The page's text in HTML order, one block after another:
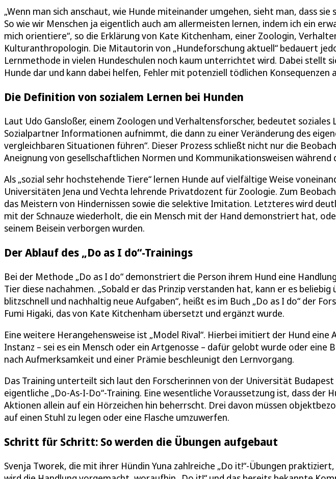
„Wenn man sich anschaut, wie Hunde miteinander umgehen, sieht man, dass sie
So wie wir Menschen ja eigentlich auch am allermeisten lernen, indem ich ein
mich orientiere“, so die Erklärung von Kate Kitchenham, einer Zoologin,
Kulturanthropologin. Die Mitautorin von „Hundeforschung aktuell“ bedauert
Lernmethode in vielen Hundeschulen noch kaum unterrichtet wird. Dabei stellt
Hunde dar und kann dabei helfen, Fehler mit potenziell tödlichen Konsequenzen
Die Definition von sozialem Lernen bei Hunden
Laut Udo Gansloßer, einem Zoologen und Verhaltensforscher, bedeutet soziales
Sozialpartner Informationen aufnimmt, die dann zu einer Veränderung des
vergleichbaren Situationen führen“. Dieser Prozess schließt nicht nur die
Aneignung von gesellschaftlichen Normen und Kommunikationsweisen während
Als „sozial sehr hochstehende Tiere“ lernen Hunde auf vielfältige Weise
Universitäten Jena und Vechta lehrende Privatdozent für Zoologie. Zum
das Meistern von Hindernissen sowie die selektive Imitation. Letzteres wird
mit der Schnauze wiederholt, die ein Mensch mit der Hand demonstriert hat,
seinem Beisein verborgen wurden.
Der Ablauf des „Do as I do“-Trainings
Bei der Methode „Do as I do“ demonstriert die Person ihrem Hund eine
Tier diese nachahmen. „Sobald er das Prinzip verstanden hat, kann er es
blitzschnell und nachhaltig neue Aufgaben“, heißt es im Buch „Do as I do“ der
Fumi Higaki, das von Kate Kitchenham übersetzt und ergänzt wurde.
Eine weitere Herangehensweise ist „Model Rival“. Hierbei imitiert der Hund
Instanz – sei es ein Mensch oder ein Artgenosse – dafür gelobt wurde oder eine
nach Aufmerksamkeit und einer Prämie beschleunigt den Lernvorgang.
Das Training unterteilt sich laut den Forscherinnen von der Universität Budapest
eigentliche „Do-As-I-Do“-Training. Eine wesentliche Voraussetzung ist, dass der
Aktionen allein auf ein Hörzeichen hin beherrscht. Drei davon müssen
auf einen Stuhl zu legen oder eine Flasche umzuwerfen.
Schritt für Schritt: So werden die Übungen aufgebaut
Svenja Tworek, die mit ihrer Hündin Yuna zahlreiche „Do it!“-Übungen